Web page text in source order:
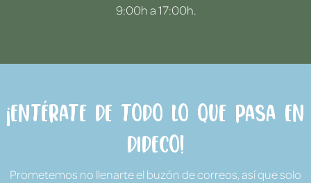
9:00h a 17:00h.
¡Entérate de todo lo que pasa en
Dideco!
Prometemos no llenarte el buzón de correos, así que solo